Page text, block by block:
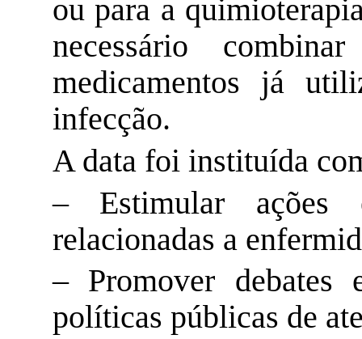
ou para a
necessário
medicamentos já
infecção.
A data foi instituída
– Estimular ações
relacionadas a
– Promover debates
políticas públicas de